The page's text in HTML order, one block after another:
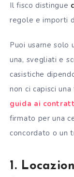
Il fisco distingue
regole e importi
Puoi usarne solo
una, svegliati e
casistiche
non ci capisci
guida ai
firmato per una
concordato o un
1.